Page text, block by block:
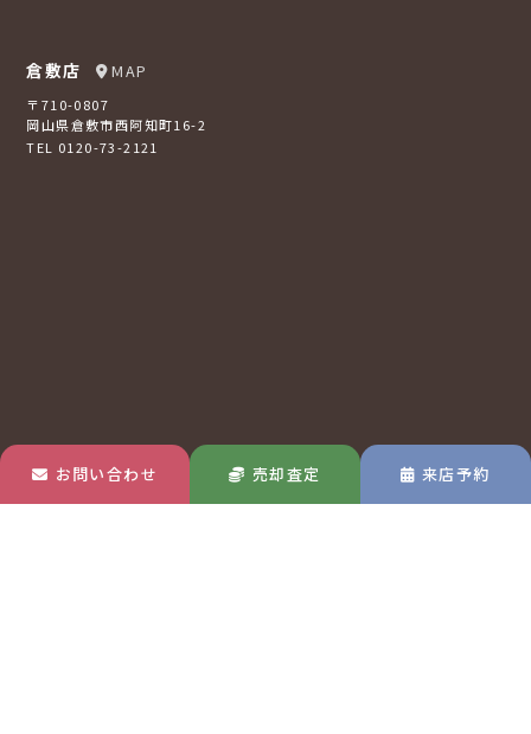
お問い合わせ 売却査定 来店予約
倉敷店 MAP
〒710-0807
岡山県倉敷市西阿知町16-2
TEL 0120-73-2121
岡山県倉敷市玉島中央町1-22-30